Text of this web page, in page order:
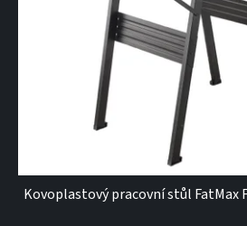
Kovoplastový pracovní stůl FatMax